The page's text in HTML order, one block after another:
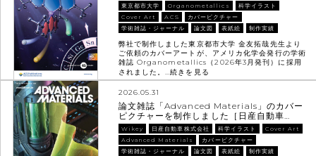
東京都市大学 Organometallics
科学イラスト
Cover Art
ACS
カバーピクチャー
学術雑誌・ジャーナル
論文図 表紙絵 制作実績
弊社で制作しました東京都市大学 金友拓哉先生より
ご依頼のカバーアートが、アメリカ化学会発行の学術
雑誌 Organometallics（2026年3月発刊）に採用
されました。…続きを見る
2026.05.31
論文雑誌「Advanced Materials」のカバー
ピクチャーを制作しました［日産自動車…
Wikey 日産自動車株式会社 科学イラスト
Cover Art
Advanced Materials
カバーピクチャー
学術雑誌・ジャーナル
論文図 表紙絵 制作実績